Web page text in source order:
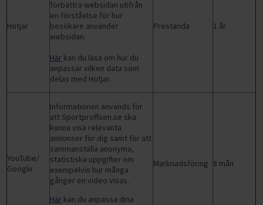
Hotjar
förbättra websidan utifrån
en förståelse för hur
besökare använder
websidan.
Här kan du läsa om hur du
anpassar vilken data som
delas med Hotjar.
Prestanda 1 år
YouTube/
Google
Informationen används för
att Sportproffsen.se ska
kunna visa relevanta
annonser för dig samt för att
sammanställa anonyma,
statistiska uppgifter om
exempelvis hur många
gånger en video visas.
Här kan du anpassa dina
Marknadsföring 8 mån